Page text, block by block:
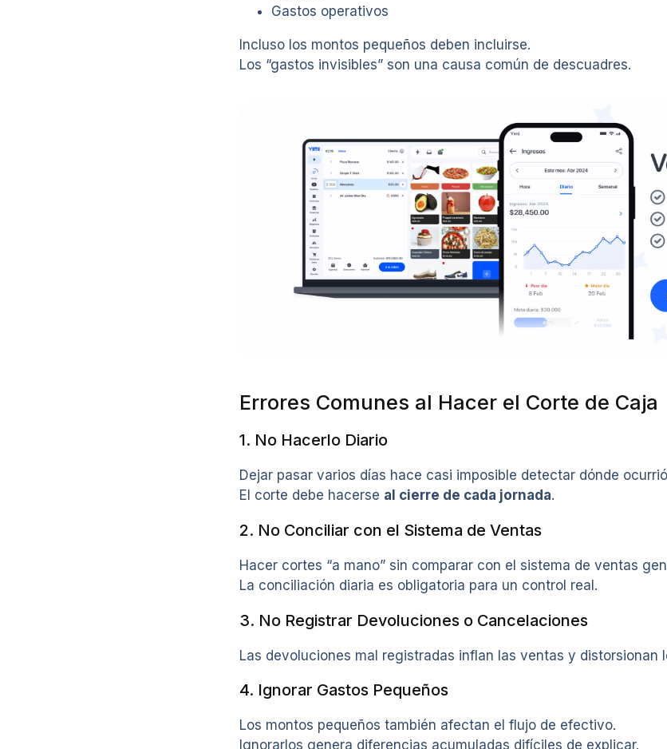
Gastos operativos
Incluso los montos pequeños deben incluirse.
Los “gastos invisibles” son una causa común de descuadres.
Errores Comunes al Hacer el Corte de Caja
1. No Hacerlo Diario
Dejar pasar varios días hace casi imposible detectar dónde
El corte debe hacerse al cierre de cada jornada.
2. No Conciliar con el Sistema de Ventas
Hacer cortes “a mano” sin comparar con el sistema de ventas
La conciliación diaria es obligatoria para un control real.
3. No Registrar Devoluciones o Cancelaciones
Las devoluciones mal registradas inflan las ventas y distorsionan
4. Ignorar Gastos Pequeños
Los montos pequeños también afectan el flujo de efectivo.
Ignorarlos genera diferencias acumuladas difíciles de explicar.